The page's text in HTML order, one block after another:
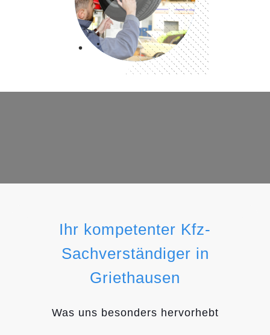
Ihr kompetenter Kfz-
Sachverständiger in
Griethausen
Was uns besonders hervorhebt